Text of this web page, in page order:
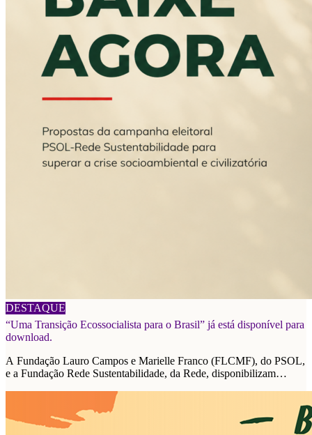
DESTAQUE
06/08/2026
“Uma Transição Ecossocialista para o Brasil” já está disponível para
download.
A Fundação Lauro Campos e Marielle Franco (FLCMF), do PSOL,
e a Fundação Rede Sustentabilidade, da Rede, disponibilizam